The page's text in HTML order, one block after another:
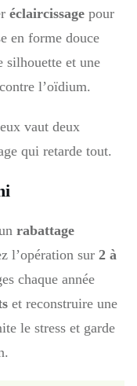
éclaircissage pour
en forme douce
silhouette et une
l’oïdium.
vaut deux
qui retarde tout.
rabattage
l’opération sur 2 à
chaque année
et reconstruire une
le stress et garde